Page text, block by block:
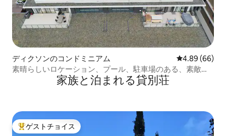
ディクソンのコンドミニアム レビュー66件
4.89 (66)
素晴らしいロケーション、プール、駐車場のある、素敵な
モダンな1ベッドルームアパート
家族と泊まれる貸別荘
大好評のゲストチョイスです。
ゲストチョイス